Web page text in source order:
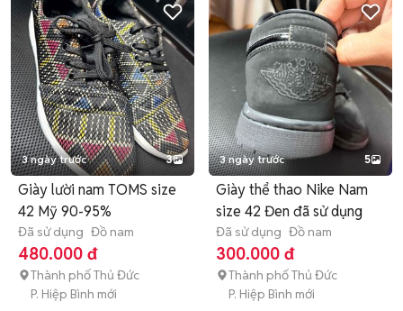
3 ngày trước 3
Giày lười nam TOMS size
42 Mỹ 90-95%
Đã sử dụng Đồ nam
480.000 đ
Thành phố Thủ Đức
P. Hiệp Bình mới
3 ngày trước 5
Giày thể thao Nike Nam
size 42 Đen đã sử dụng
Đã sử dụng Đồ nam
300.000 đ
Thành phố Thủ Đức
P. Hiệp Bình mới